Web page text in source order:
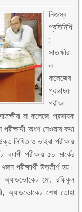
নিজস্ব
প্রতিনিধি
:
সাতক্ষীরা
ল
কলেজের
প্রভাষক
পরীক্ষা
ল কলেজে প্রভাষক
অংশ নেওয়ার কথা
লিখিত ও ভাইবা পরীক্ষায়
পরীক্ষায় ৫০ মার্কের
পরীক্ষার্থী উত্তীর্ণ হয়।
অ্যাডভোকেট মো. রফিকুল
অ্যাডভোকেট শেখ তোহা